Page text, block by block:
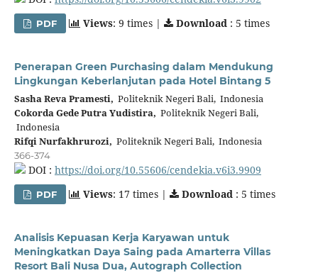
PDF Views: 9 times | Download : 5 times
Penerapan Green Purchasing dalam Mendukung
Lingkungan Keberlanjutan pada Hotel Bintang 5
Sasha Reva Pramesti, Politeknik Negeri Bali, Indonesia
Cokorda Gede Putra Yudistira, Politeknik Negeri Bali,
Indonesia
Rifqi Nurfakhrurozi, Politeknik Negeri Bali, Indonesia
366-374
DOI : https://doi.org/10.55606/cendekia.v6i3.9909
PDF Views: 17 times | Download : 5 times
Analisis Kepuasan Kerja Karyawan untuk
Meningkatkan Daya Saing pada Amarterra Villas
Resort Bali Nusa Dua, Autograph Collection